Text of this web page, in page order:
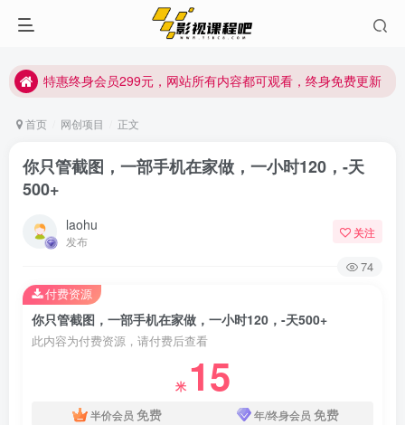
特惠终身会员299元，网站所有内容都可观看，终身免费更新
特惠终身会员299元，网站所有内容都可观看，终身免费更新
首页 网创项目 正文
你只管截图，一部手机在家做，一小时120，-天
500+
laohu
发布
关注
74
你只管截图，一部手机在家做，一小时120，-天500+
此内容为付费资源，请付费后查看
米 15
半价会员 免费 年/终身会员 免费
付费资源